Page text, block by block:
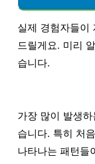
실제 경험자들이
드릴게요. 미리
습니다.
가장 많이 발생
습니다. 특히 처
나타나는 패턴들